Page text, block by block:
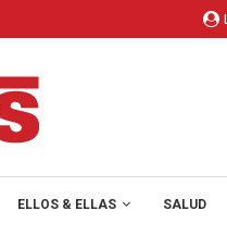
ELLOS & ELLAS SALUD